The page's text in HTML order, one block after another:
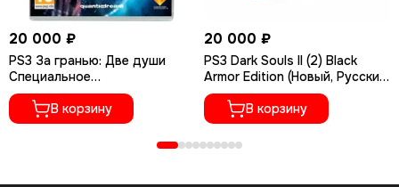
20 000 ₽
PS3 За гранью: Две души
Специальное
издание/Beyond: Two Souls
(Новый, Полностью на
русском языке, BCES-01123)
В корзину
20 000 ₽
PS3 Dark Souls II (2) Black
Armor Edition (Новый, Русские
субтитры, BLES-01959)
В корзину